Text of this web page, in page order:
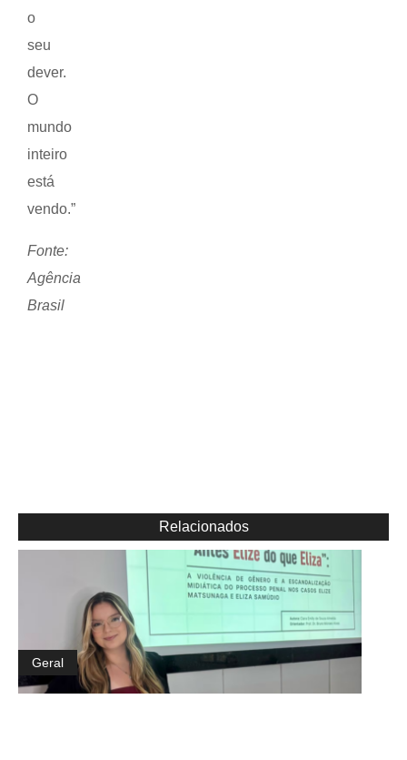
o
seu
dever.
O
mundo
inteiro
está
vendo.”
Fonte:
Agência
Brasil
Relacionados
Geral